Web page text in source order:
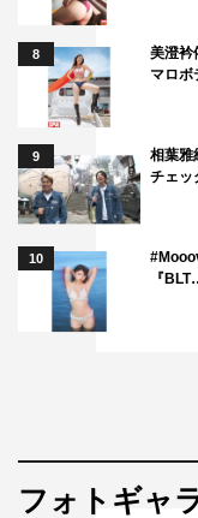
8
美澄衿
マロ
9
相葉雅
チェ
10
『
フォトギャ